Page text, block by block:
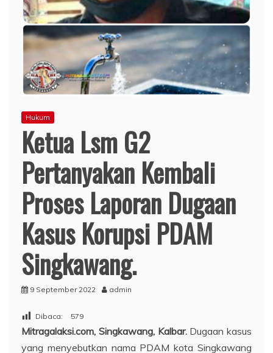
Hukum
Ketua Lsm G2
Pertanyakan Kembali
Proses Laporan Dugaan
Kasus Korupsi PDAM
Singkawang.
9 September 2022 admin
Dibaca: 579
Mitragalaksi.com, Singkawang, Kalbar. Dugaan kasus
yang menyebutkan nama PDAM kota Singkawang